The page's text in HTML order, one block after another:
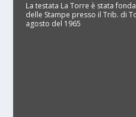
La testata La Torre è stata
delle Stampe presso il Trib. di
agosto del 1965